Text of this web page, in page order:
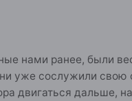
нами ранее, были
уже сослужили свою
двигаться дальше,